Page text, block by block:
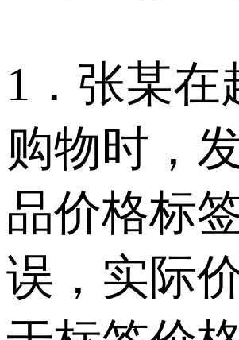
1．张某在
购物时，
品价格标
误，实际